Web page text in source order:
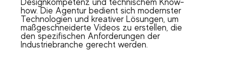
how. Die Agentur bedient sich modernster
Technologien und kreativer Lösungen, um
maßgeschneiderte Videos zu erstellen, die
den spezifischen Anforderungen der
Industriebranche gerecht werden.